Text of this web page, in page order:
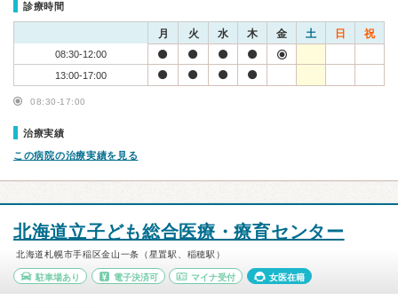
診療時間
月 火 水 木 金 土 日 祝
08:30-12:00
13:00-17:00
08:30-17:00
治療実績
この病院の治療実績を見る
北海道立子ども総合医療・療育センター
北海道札幌市手稲区金山一条（星置駅、稲穂駅）
駐車場あり 電子決済可 マイナ受付 女医在籍